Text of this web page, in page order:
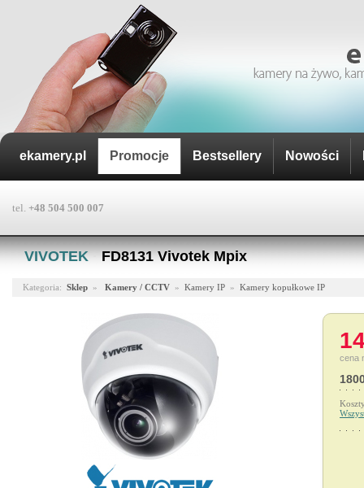
ekamery.pl Promocje Bestsellery Nowości
tel. +48 504 500 007
VIVOTEK · FD8131 Vivotek Mpix
Kategoria: Sklep » Kamery / CCTV » Kamery IP » Kamery kopułkowe IP
cena